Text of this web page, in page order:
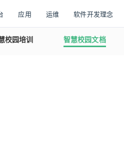
应用 运维 软件开发理念
校园培训 智慧校园文档